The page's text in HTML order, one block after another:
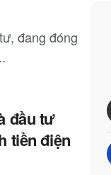
đang đóng
đầu tư
tiền điện